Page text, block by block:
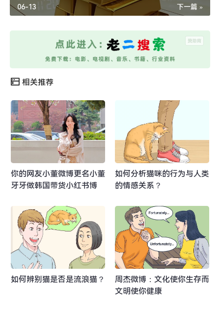
下一篇 »
06-13
相关推荐
你的网友小董微博更名小董
牙牙做韩国带货小红书博
如何分析猫咪的行为与人类
的情感关系？
如何辨别猫是否是流浪猫？
周杰微博：文化使你生存而
文明使你健康